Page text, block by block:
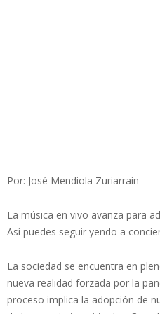
Por: José Mendiola Zuriarrain
La música en vivo avanza para
Así puedes seguir yendo a
La sociedad se encuentra en
nueva realidad forzada por la
proceso implica la adopción de